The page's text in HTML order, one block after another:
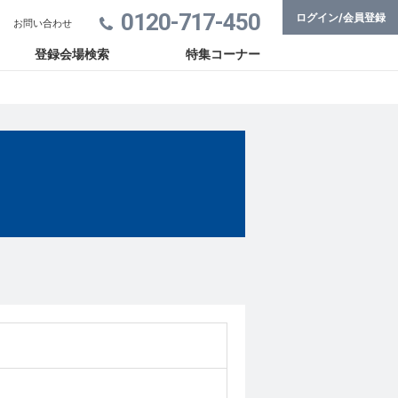
0120-717-450
登録会場検索 特集コーナー
お問い合わせ ログイン/会員登録